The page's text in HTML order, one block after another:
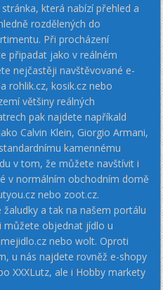
která nabízí přehled a
rozdělených do
Při procházení
připadat jako v reálném
nejčastěji navštěvované e-
rohlik.cz, kosik.cz nebo
většiny reálných
pak najdete napříkald
Calvin Klein, Giorgio Armani,
kamennému
v tom, že můžete navštívit i
v normálním obchodním domě
nebo zoot.cz.
a tak na našem portálu
objednat jídlo u
nebo wolt. Oproti
u nás najdete rovněž e-shopy
XXXLutz, ale i Hobby markety